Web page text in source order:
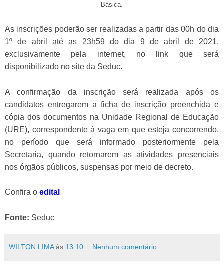
Básica.
As inscrições poderão ser realizadas a partir das 00h do dia
1º de abril até as 23h59 do dia 9 de abril de 2021,
exclusivamente pela internet, no link que será
disponibilizado no site da Seduc.
A confirmação da inscrição será realizada após os
candidatos entregarem a ficha de inscrição preenchida e
cópia dos documentos na Unidade Regional de Educação
(URE), correspondente à vaga em que esteja concorrendo,
no período que será informado posteriormente pela
Secretaria, quando retornarem as atividades presenciais
nos órgãos públicos, suspensas por meio de decreto.
Confira o edital
Fonte: Seduc
WILTON LIMA às 13:10 Nenhum comentário: